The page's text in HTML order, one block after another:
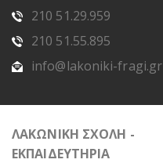
210 51.29.959
210 51.55.895
info@lakoniki-fragi.gr
ΛΑΚΩΝΙΚΗ ΣΧΟΛΗ -
ΕΚΠΑΙΔΕΥΤΗΡΙΑ